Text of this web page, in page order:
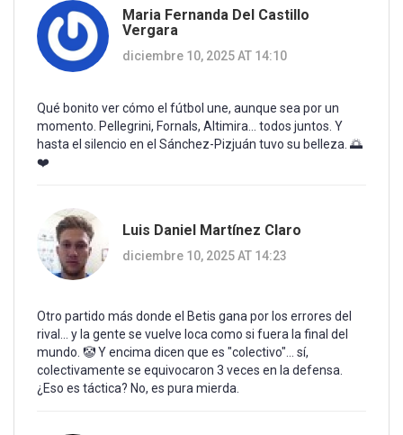
Maria Fernanda Del Castillo
Vergara
diciembre 10, 2025 AT 14:10
Qué bonito ver cómo el fútbol une, aunque sea por un
momento. Pellegrini, Fornals, Altimira... todos juntos. Y
hasta el silencio en el Sánchez-Pizjuán tuvo su belleza. 🌅
❤️
Luis Daniel Martínez Claro
diciembre 10, 2025 AT 14:23
Otro partido más donde el Betis gana por los errores del
rival... y la gente se vuelve loca como si fuera la final del
mundo. 🤡 Y encima dicen que es "colectivo"... sí,
colectivamente se equivocaron 3 veces en la defensa.
¿Eso es táctica? No, es pura mierda.